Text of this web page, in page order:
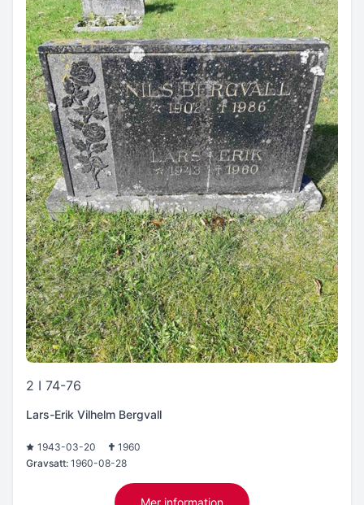
2 I 74-76
Lars-Erik Vilhelm Bergvall
1943-03-20
1960
Gravsatt: 1960-08-28
Mer information